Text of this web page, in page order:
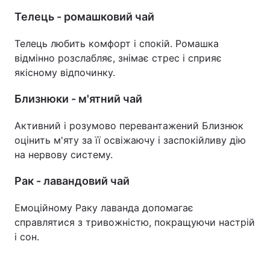
Телець - ромашковий чай
Телець любить комфорт і спокій. Ромашка
відмінно розслабляє, знімає стрес і сприяє
якісному відпочинку.
Близнюки - м'ятний чай
Активний і розумово перевантажений Близнюк
оцінить м'яту за її освіжаючу і заспокійливу дію
на нервову систему.
Рак - лавандовий чай
Емоційному Раку лаванда допомагає
справлятися з тривожністю, покращуючи настрій
і сон.